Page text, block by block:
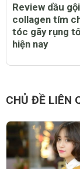
Review dầu gội
collagen tím
tóc gãy rụng
hiện nay
CHỦ ĐỀ LIÊN